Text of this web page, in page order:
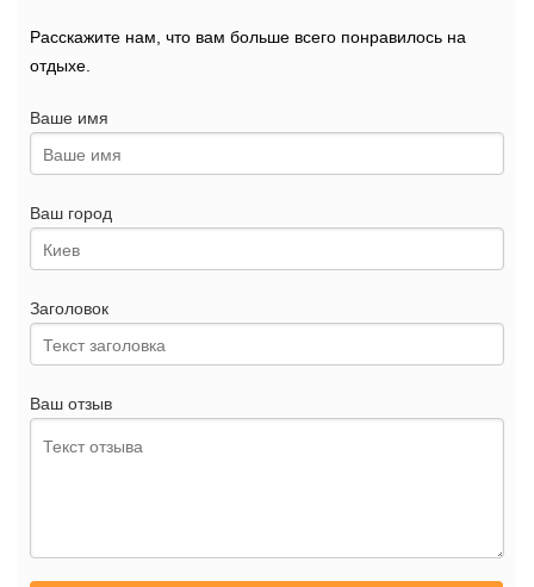
Расскажите нам, что вам больше всего понравилось на
отдыхе.
Ваше имя
Ваш город
Заголовок
Ваш отзыв